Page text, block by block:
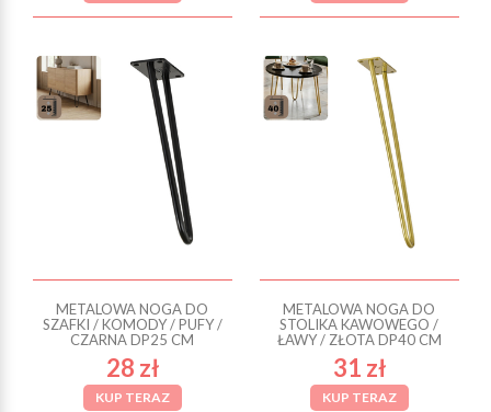
METALOWA NOGA DO
SZAFKI / KOMODY / PUFY /
CZARNA DP25 CM
28 zł
KUP TERAZ
METALOWA NOGA DO
STOLIKA KAWOWEGO /
ŁAWY / ZŁOTA DP40 CM
31 zł
KUP TERAZ